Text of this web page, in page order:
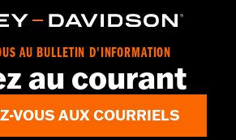
AU BULLETIN D'INFORMATION
au courant
VOUS AUX COURRIELS